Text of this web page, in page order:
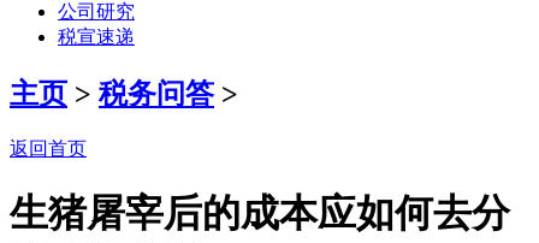
公司研究
税宣速递
主页 > 税务问答>
返回首页
生猪屠宰后的成本应如何去分